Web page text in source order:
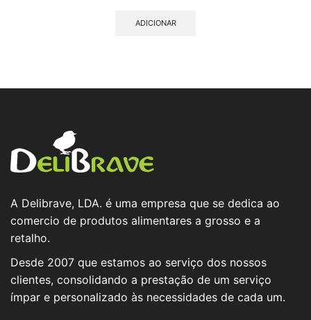
ADICIONAR
A Delibrave, LDA. é uma empresa que se dedica ao
comercio de produtos alimentares a grosso e a
retalho.
Desde 2007 que estamos ao serviço dos nossos
clientes, consolidando a prestação de um serviço
ímpar e personalizado às necessidades de cada um.